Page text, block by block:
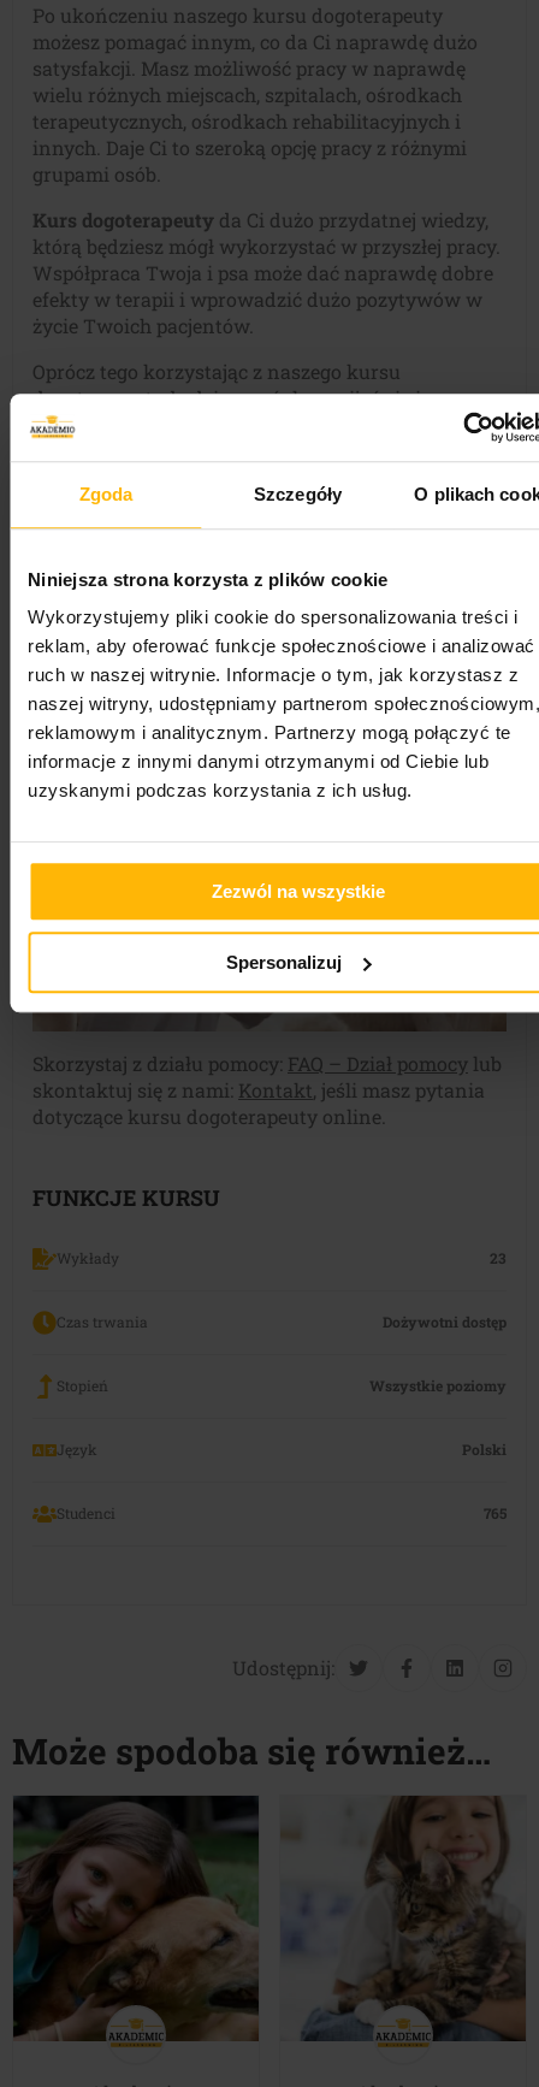
Zgoda Szczegóły O plikach
Niniejsza strona korzysta z plików cookie
Wykorzystujemy pliki cookie do spersonalizowania treści i
reklam, aby oferować funkcje społecznościowe i analizować
ruch w naszej witrynie. Informacje o tym, jak korzystasz z
naszej witryny, udostępniamy partnerom społecznościowym,
reklamowym i analitycznym. Partnerzy mogą połączyć te
informacje z innymi danymi otrzymanymi od Ciebie lub
uzyskanymi podczas korzystania z ich usług.
Zezwól na wszystkie
Spersonalizuj
Po ukończeniu naszego kursu dogoterapeuty
możesz pomagać innym, co da Ci naprawdę dużo
satysfakcji. Masz możliwość pracy w naprawdę
wielu różnych miejscach, szpitalach, ośrodkach
terapeutycznych, ośrodkach rehabilitacyjnych i
innych. Daje Ci to szeroką opcję pracy z różnymi
grupami osób.
Kurs dogoterapeuty da Ci dużo przydatnej wiedzy,
którą będziesz mógł wykorzystać w przyszłej pracy.
Współpraca Twoja i psa może dać naprawdę dobre
efekty w terapii i wprowadzić dużo pozytywów w
życie Twoich pacjentów.
Oprócz tego korzystając z naszego kursu
dogoterapeuty, będziesz mógł rozwijać się i
dowiadywać o nowych sposobach terapeutycznych.
dogoterapeuta może być rozszerzeniem Twoich
kwalifikacji, ale też zupełnie nową ścieżką kariery.
wykonywać ten zawód.
Jeżeli czujesz, że chcesz zostać dogoterapeutą i
zacząć nieść pomoc innym, zapisz się na kurs już
dziś!
Skorzystaj z działu pomocy: FAQ – Dział pomocy lub
skontaktuj się z nami: Kontakt, jeśli masz pytania
dotyczące kursu dogoterapeuty online.
FUNKCJE KURSU
Wykłady 23
Czas trwania Dożywotni dostęp
Stopień Wszystkie poziomy
Język Polski
Studenci 765
Udostępnij:
Może spodoba się również…